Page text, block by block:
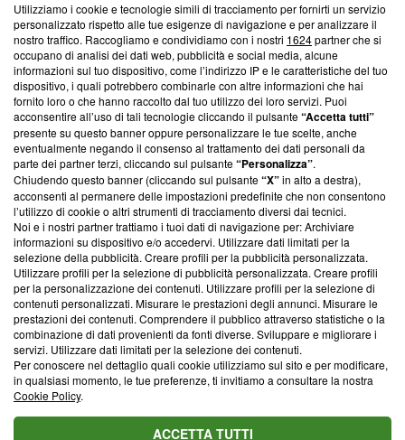
Questa sezione offre informazioni trasparenti su Blasting
News, sui nostri processi editoriali e su come ci impegniamo a
creare news di qualità. Inoltre, afferma la nostra aderenza a
‘Trust Project - News with Integrity’Blasting News non è
ancora membro del programma, ma ha richiesto di farne
parte; Trust Project non ha ancora effettuato una verifica di
conformità agli standard.
Su di noi
Team editoriale
Corporate
Redazione
Informativa Privacy
Cookie Policy
Blasting SA, IDI CHE-247.845.224, Via Carlo Frasca, 3 - 6900
Lugano (Svizzera) Tel:+39 0690258937
© 2026 Blasting News
Utilizziamo i cookie e tecnologie simili di tracciamento per fornirti un servizio
personalizzato rispetto alle tue esigenze di navigazione e per analizzare il
nostro traffico. Raccogliamo e condividiamo con i nostri 1624partner che si
occupano di analisi dei dati web, pubblicità e social media, alcune
informazioni sul tuo dispositivo, come l’indirizzo IP e le caratteristiche del tuo
dispositivo, i quali potrebbero combinarle con altre informazioni che hai
fornito loro o che hanno raccolto dal tuo utilizzo dei loro servizi. Puoi
acconsentire all’uso di tali tecnologie cliccando il pulsante“Accetta tutti”
presente su questo banner oppure personalizzare le tue scelte, anche
eventualmente negando il consenso al trattamento dei dati personali da
parte dei partner terzi, cliccando sul pulsante“Personalizza”.
Chiudendo questo banner (cliccando sul pulsante“X”in alto a destra),
acconsenti al permanere delle impostazioni predefinite che non consentono
l’utilizzo di cookie o altri strumenti di tracciamento diversi dai tecnici.
Noi e i nostri partner trattiamo i tuoi dati di navigazione per: Archiviare
informazioni su dispositivo e/o accedervi. Utilizzare dati limitati per la
selezione della pubblicità. Creare profili per la pubblicità personalizzata.
Utilizzare profili per la selezione di pubblicità personalizzata. Creare profili
per la personalizzazione dei contenuti. Utilizzare profili per la selezione di
contenuti personalizzati. Misurare le prestazioni degli annunci. Misurare le
prestazioni dei contenuti. Comprendere il pubblico attraverso statistiche o la
combinazione di dati provenienti da fonti diverse. Sviluppare e migliorare i
servizi. Utilizzare dati limitati per la selezione dei contenuti.
Per conoscere nel dettaglio quali cookie utilizziamo sul sito e per modificare,
in qualsiasi momento, le tue preferenze, ti invitiamo a consultare la nostra
Cookie Policy.
ACCETTA TUTTI